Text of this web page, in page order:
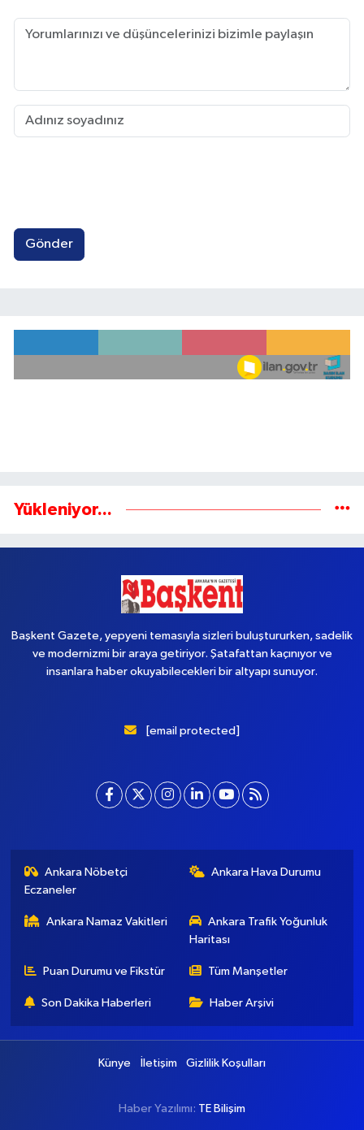
Gönder
Yükleniyor...
Başkent Gazete, yepyeni temasıyla sizleri buluştururken, sadelik
ve modernizmi bir araya getiriyor. Şatafattan kaçınıyor ve
insanlara haber okuyabilecekleri bir altyapı sunuyor.
[email protected]
Ankara Nöbetçi
Eczaneler
Ankara Hava Durumu
Ankara Namaz Vakitleri
Ankara Trafik Yoğunluk
Haritası
Puan Durumu ve Fikstür Tüm Manşetler
Son Dakika Haberleri Haber Arşivi
Künye İletişim Gizlilik Koşulları
Haber Yazılımı: TE Bilişim